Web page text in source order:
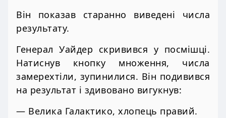
Він показав старанно виведені числа
результату.
Генерал Уайдер скривився у посмішці.
Натиснув кнопку множення, числа
замерехтіли, зупинилися. Він подивився
на результат і здивовано вигукнув:
— Велика Галактико, хлопець правий.